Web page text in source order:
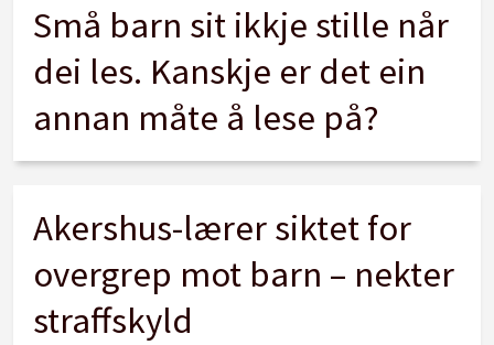
Små barn sit ikkje stille når
dei les. Kanskje er det ein
annan måte å lese på?
Akershus-lærer siktet for
overgrep mot barn – nekter
straffskyld